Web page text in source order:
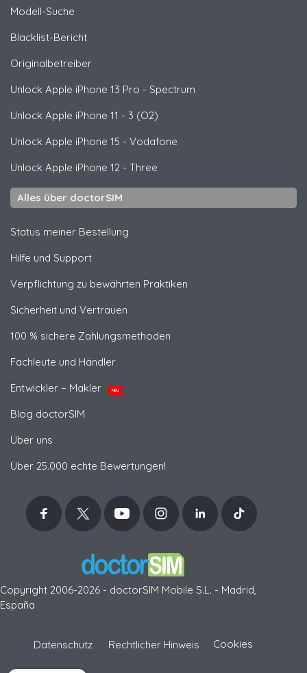
Modell-Suche
Blacklist-Bericht
Originalbetreiber
Unlock Apple iPhone 13 Pro - Spectrum
Unlock Apple iPhone 11 - 3 (O2)
Unlock Apple iPhone 15 - Vodafone
Unlock Apple iPhone 12 - Three
Alles über doctorSIM
Status meiner Bestellung
Hilfe und Support
Verpflichtung zu bewährten Praktiken
Sicherheit und Vertrauen
100 % sichere Zahlungsmethoden
Fachleute und Händler
Entwickler – Makler
NEU
Blog doctorSIM
Über uns
Über 25.000 echte Bewertungen!
Copyright 2006-2026 - doctorSIM Mobile S.L. - Madrid,
España
Datenschutz Rechtlicher Hinweis Cookies